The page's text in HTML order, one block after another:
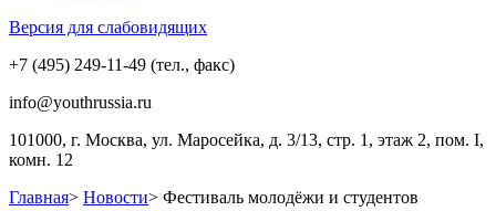
Версия для слабовидящих
+7 (495) 249-11-49 (тел., факс)
info@youthrussia.ru
101000, г. Москва, ул. Маросейка, д. 3/13, стр. 1, этаж 2, пом. I,
комн. 12
Главная> Новости> Фестиваль молодёжи и студентов